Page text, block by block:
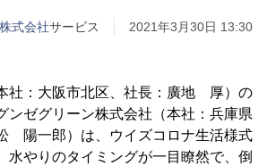
式会社サービス 2021年3月30日 13:30
社：大阪市北区、社長：廣地 厚）の
ンゼグリーン株式会社（本社：兵庫県
陽一郎）は、ウイズコロナ生活様式
水やりのタイミングが一目瞭然で、倒